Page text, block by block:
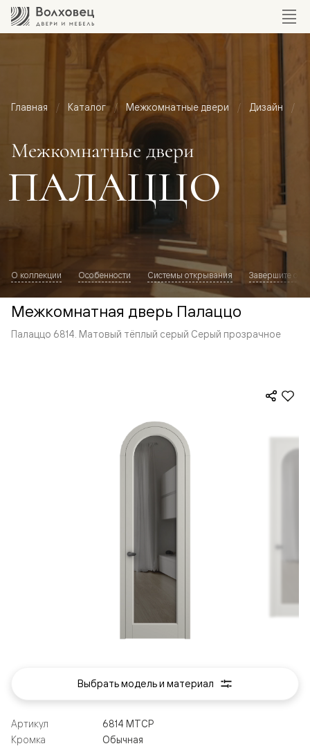
Главная Каталог Межкомнатные двери Дизайн
Межкомнатные двери
ПАЛАЦЦО
О коллекции Особенности Системы открывания Завершите
Межкомнатная дверь Палаццо
Палаццо 6814. Матовый тёплый серый Серый прозрачное
Артикул
6814 МТСР
Кромка
Обычная
Выбрать модель и материал